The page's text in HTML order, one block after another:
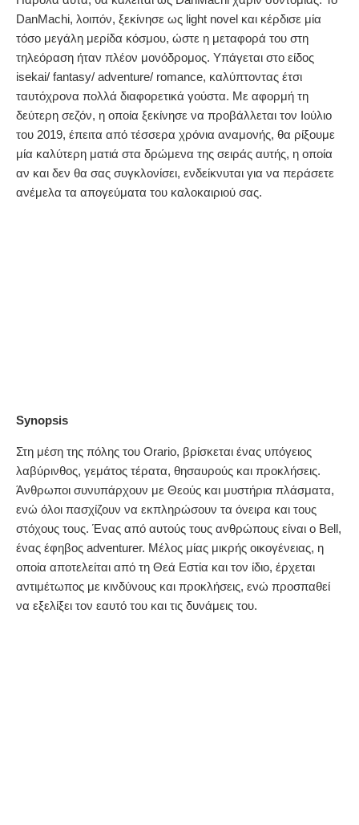
DanMachi, λοιπόν, ξεκίνησε ως light novel και κέρδισε μία
τόσο μεγάλη μερίδα κόσμου, ώστε η μεταφορά του στη
τηλεόραση ήταν πλέον μονόδρομος. Υπάγεται στο είδος
isekai/ fantasy/ adventure/ romance, καλύπτοντας έτσι
ταυτόχρονα πολλά διαφορετικά γούστα. Με αφορμή τη
δεύτερη σεζόν, η οποία ξεκίνησε να προβάλλεται τον Ιούλιο
του 2019, έπειτα από τέσσερα χρόνια αναμονής, θα ρίξουμε
μία καλύτερη ματιά στα δρώμενα της σειράς αυτής, η οποία
αν και δεν θα σας συγκλονίσει, ενδείκνυται για να περάσετε
ανέμελα τα απογεύματα του καλοκαιριού σας.
Synopsis
Στη μέση της πόλης του Orario, βρίσκεται ένας υπόγειος
λαβύρινθος, γεμάτος τέρατα, θησαυρούς και προκλήσεις.
Άνθρωποι συνυπάρχουν με Θεούς και μυστήρια πλάσματα,
ενώ όλοι πασχίζουν να εκπληρώσουν τα όνειρα και τους
στόχους τους. Ένας από αυτούς τους ανθρώπους είναι ο Bell,
ένας έφηβος adventurer. Μέλος μίας μικρής οικογένειας, η
οποία αποτελείται από τη Θεά Εστία και τον ίδιο, έρχεται
αντιμέτωπος με κινδύνους και προκλήσεις, ενώ προσπαθεί
να εξελίξει τον εαυτό του και τις δυνάμεις του.